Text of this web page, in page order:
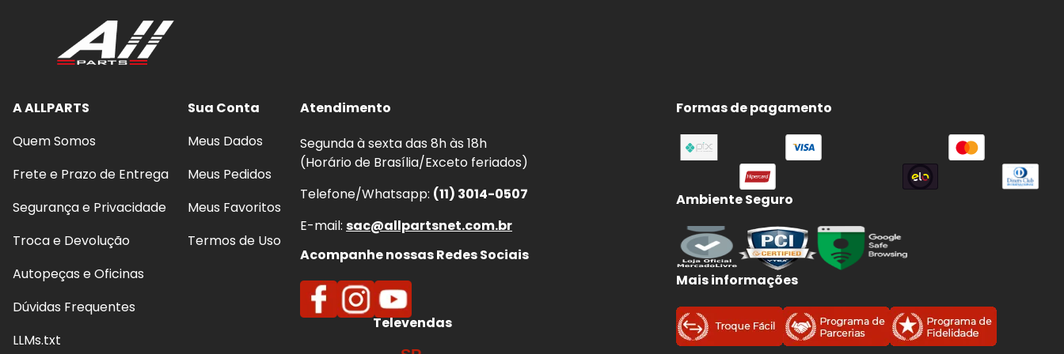
Frenagens mais seguras
Redução de ruídos
Proteção do disco:
A ALLPARTS
Quem Somos
Frete e Prazo de Entrega
Segurança e Privacidade
Troca e Devolução
Autopeças e Oficinas
Dúvidas Frequentes
LLMs.txt
Sua Conta
Meus Dados
Meus Pedidos
Meus Favoritos
Termos de Uso
Atendimento
Segunda à sexta das 8h às 18h
(Horário de Brasília/Exceto feriados)
Telefone/Whatsapp: (11) 3014-0507
E-mail: sac@allpartsnet.com.br
Acompanhe nossas Redes Sociais
Televendas
Formas de pagamento
Ambiente Seguro
Mais informações